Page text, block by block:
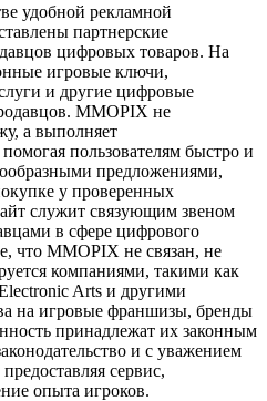
удобной рекламной
партнерские
цифровых товаров. На
игровые ключи,
и другие цифровые
MMOPIX не
а выполняет
пользователям быстро и
предложениями,
у проверенных
служит связующим звеном
в сфере цифрового
что MMOPIX не связан, не
компаниями, такими как
Arts и другими
на игровые франшизы, бренды
принадлежат их законным
и с уважением
сервис,
опыта игроков.